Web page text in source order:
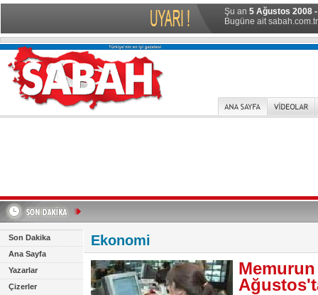
Şu an 5 Ağustos 2008 -
Bugüne ait
Son Dakika
Ana Sayfa
Yazarlar
Çizerler
Ekonomi